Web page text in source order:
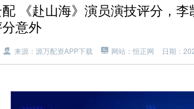
《赴山海》演员演技评分，
意外
来源：源万配资APP下载 网站：恒正网 日期：